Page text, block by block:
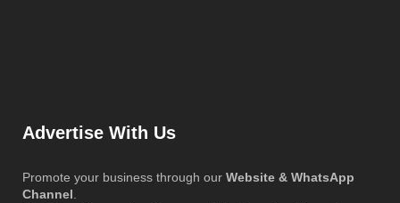
Advertise With Us
Promote your business through our Website & WhatsApp
Channel.